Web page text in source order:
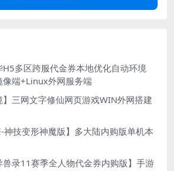
多区跨服代金券本地优化自动环境
端+Linux外网服务端
三网文字修仙网页游戏WIN外网搭建
技变形神魔版】多大陆内购版单机本
录11赛季全人物代金券内购版】手游